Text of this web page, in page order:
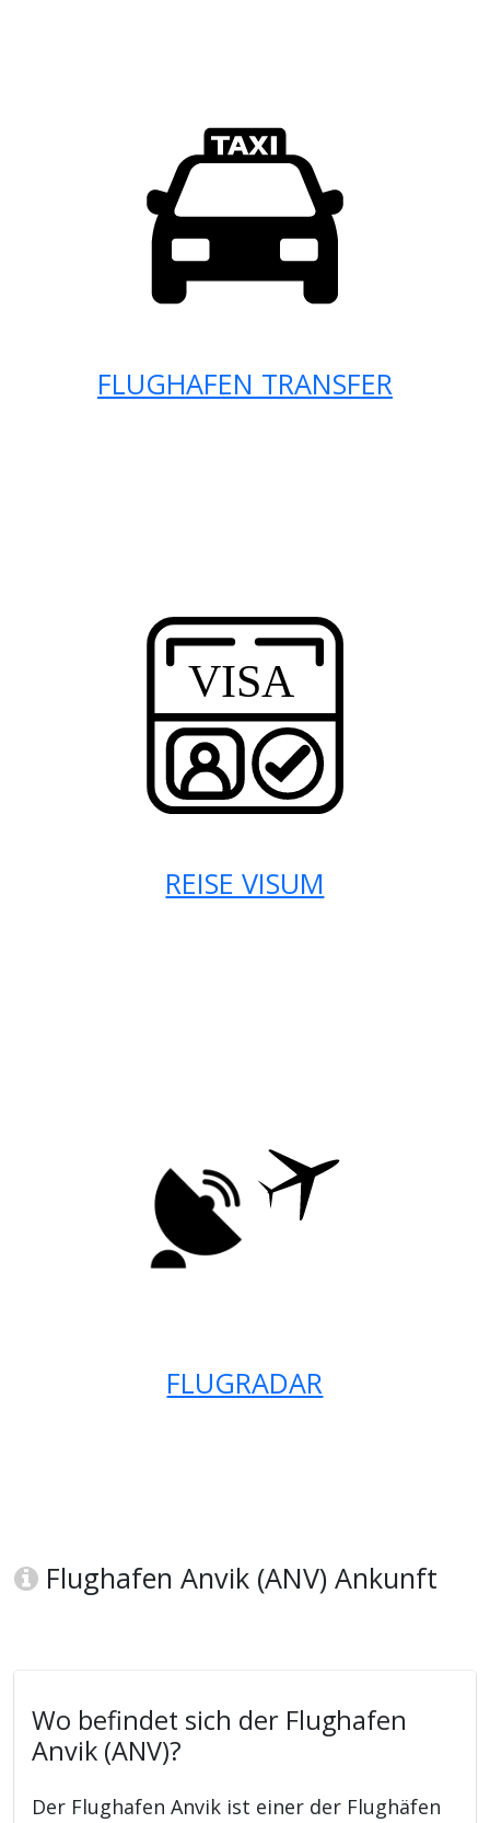
FLUGHAFEN TRANSFER
REISE VISUM
FLUGRADAR
Flughafen Anvik (ANV) Ankunft
Wo befindet sich der Flughafen
Anvik (ANV)?
Der Flughafen Anvik ist einer der Flughäfen